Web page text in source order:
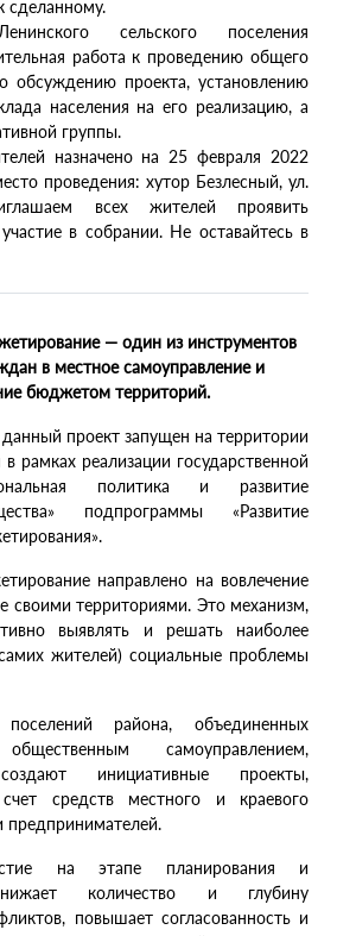
сделанному.
сельского поселения
работа к проведению общего
обсуждению проекта, установлению
населения на его реализацию, а
группы.
назначено на 25 февраля 2022
проведения: хутор Безлесный, ул.
всех жителей проявить
в собрании. Не оставайтесь в
— один из инструментов
в местное самоуправление и
бюджетом территорий.
проект запущен на территории
рамках реализации государственной
политика и развитие
подпрограммы «Развитие
направлено на вовлечение
своими территориями. Это механизм,
выявлять и решать наиболее
жителей) социальные проблемы
района, объединенных
самоуправлением,
инициативные проекты,
средств местного и краевого
на этапе планирования и
количество и глубину
повышает согласованность и